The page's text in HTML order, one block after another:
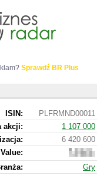
Sprawdź BR Plus
ISIN:
PLFRMND00011
akcji:
1 107 000
6 420 600
486
600
Gry